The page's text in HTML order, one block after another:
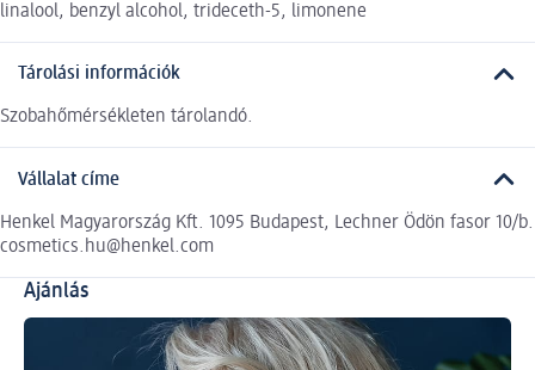
linalool, benzyl alcohol, trideceth-5, limonene
Tárolási információk
Szobahőmérsékleten tárolandó.
Vállalat címe
Henkel Magyarország Kft. 1095 Budapest, Lechner Ödön fasor 10/b.
cosmetics.hu@henkel.com
Ajánlás